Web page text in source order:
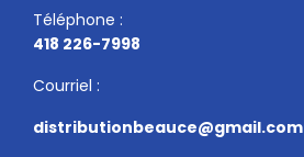
Téléphone :
418 226-7998
Courriel :
distributionbeauce@gmail.com